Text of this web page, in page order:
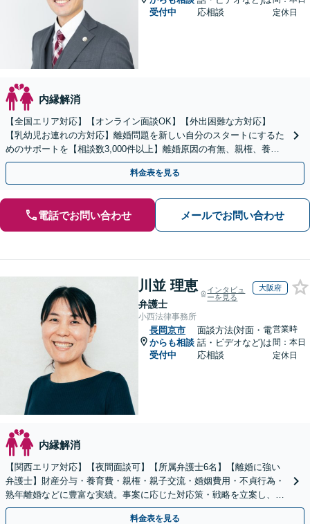
受付中
応相談
定休日
内縁解消
【全国エリア対応】【オンライン面談OK】【外出困難な方対応】
【乳幼児お連れの方対応】離婚問題を新しい自分のスタートにするた
めのサポートを【相談数3,000件以上】離婚原因の有無、親権、養育
費、財産分与、慰謝料請求【夜間・休日相談可】
料金表を見る
電話でお問い合わせ メールでお問い合わせ
川並 理恵
弁護士
インタビュ
ーを見る
大阪府
小西法律事務所
長岡京市
からも相談
受付中
面談方法(対面・電
話・ビデオなど)は
応相談
営業時
間：本日
定休日
内縁解消
【関西エリア対応】【夜間面談可】【所属弁護士6名】【離婚に強い
弁護士】財産分与・養育費・親権・親子交流・婚姻費用・不貞行為・
熟年離婚などに豊富な実績。事案に応じた対応策・戦略を立案し、全
力で闘います。明るい人生の再スタートを！
料金表を見る